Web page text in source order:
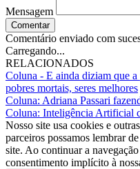
Mensagem
Comentar
Comentário enviado com
Carregando...
RELACIONADOS
Coluna - E ainda diziam que
pobres mortais, seres melhores
Coluna: Adriana Passari
Coluna: Inteligência Artificial
Nosso site usa cookies e
parceiros possamos lembrar
site. Ao continuar a
consentimento implícito à